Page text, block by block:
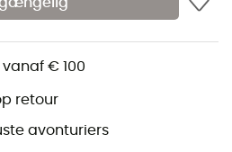
€ 100
retour
avonturiers
voor optimale pasvorm en